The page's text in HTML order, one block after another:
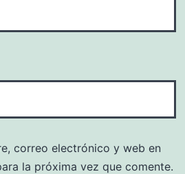
correo electrónico y web en
la próxima vez que comente.